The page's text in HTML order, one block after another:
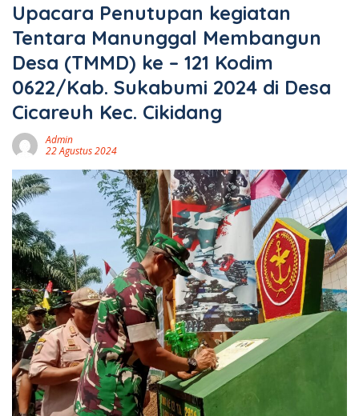
Upacara Penutupan kegiatan
Tentara Manunggal Membangun
Desa (TMMD) ke – 121 Kodim
0622/Kab. Sukabumi 2024 di Desa
Cicareuh Kec. Cikidang
Admin
22 Agustus 2024